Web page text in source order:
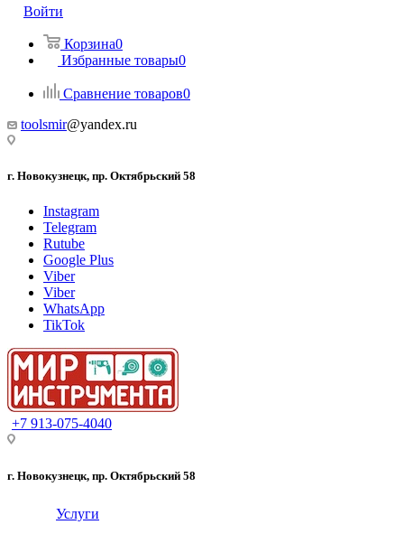
Войти
Корзина0
Избранные товары0
Сравнение товаров0
toolsmir@yandex.ru
г. Новокузнецк, пр. Октябрьский 58
Instagram
Telegram
Rutube
Google Plus
Viber
Viber
WhatsApp
TikTok
+7 913-075-4040
г. Новокузнецк, пр. Октябрьский 58
Услуги